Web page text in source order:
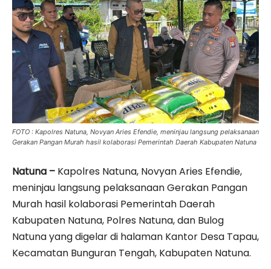
FOTO : Kapolres Natuna, Novyan Aries Efendie, meninjau langsung pelaksanaan
Gerakan Pangan Murah hasil kolaborasi Pemerintah Daerah Kabupaten Natuna
Natuna – Kapolres Natuna, Novyan Aries Efendie,
meninjau langsung pelaksanaan Gerakan Pangan
Murah hasil kolaborasi Pemerintah Daerah
Kabupaten Natuna, Polres Natuna, dan Bulog
Natuna yang digelar di halaman Kantor Desa Tapau,
Kecamatan Bunguran Tengah, Kabupaten Natuna.